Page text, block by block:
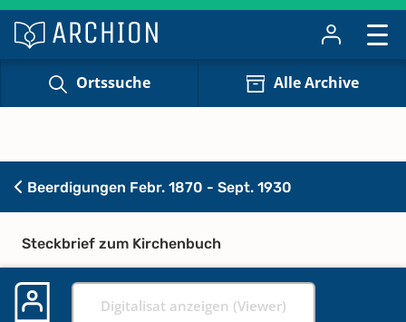
Ortssuche Alle Archive
Beerdigungen Febr. 1870 - Sept. 1930
Steckbrief zum Kirchenbuch
Digitalisat anzeigen (Viewer)